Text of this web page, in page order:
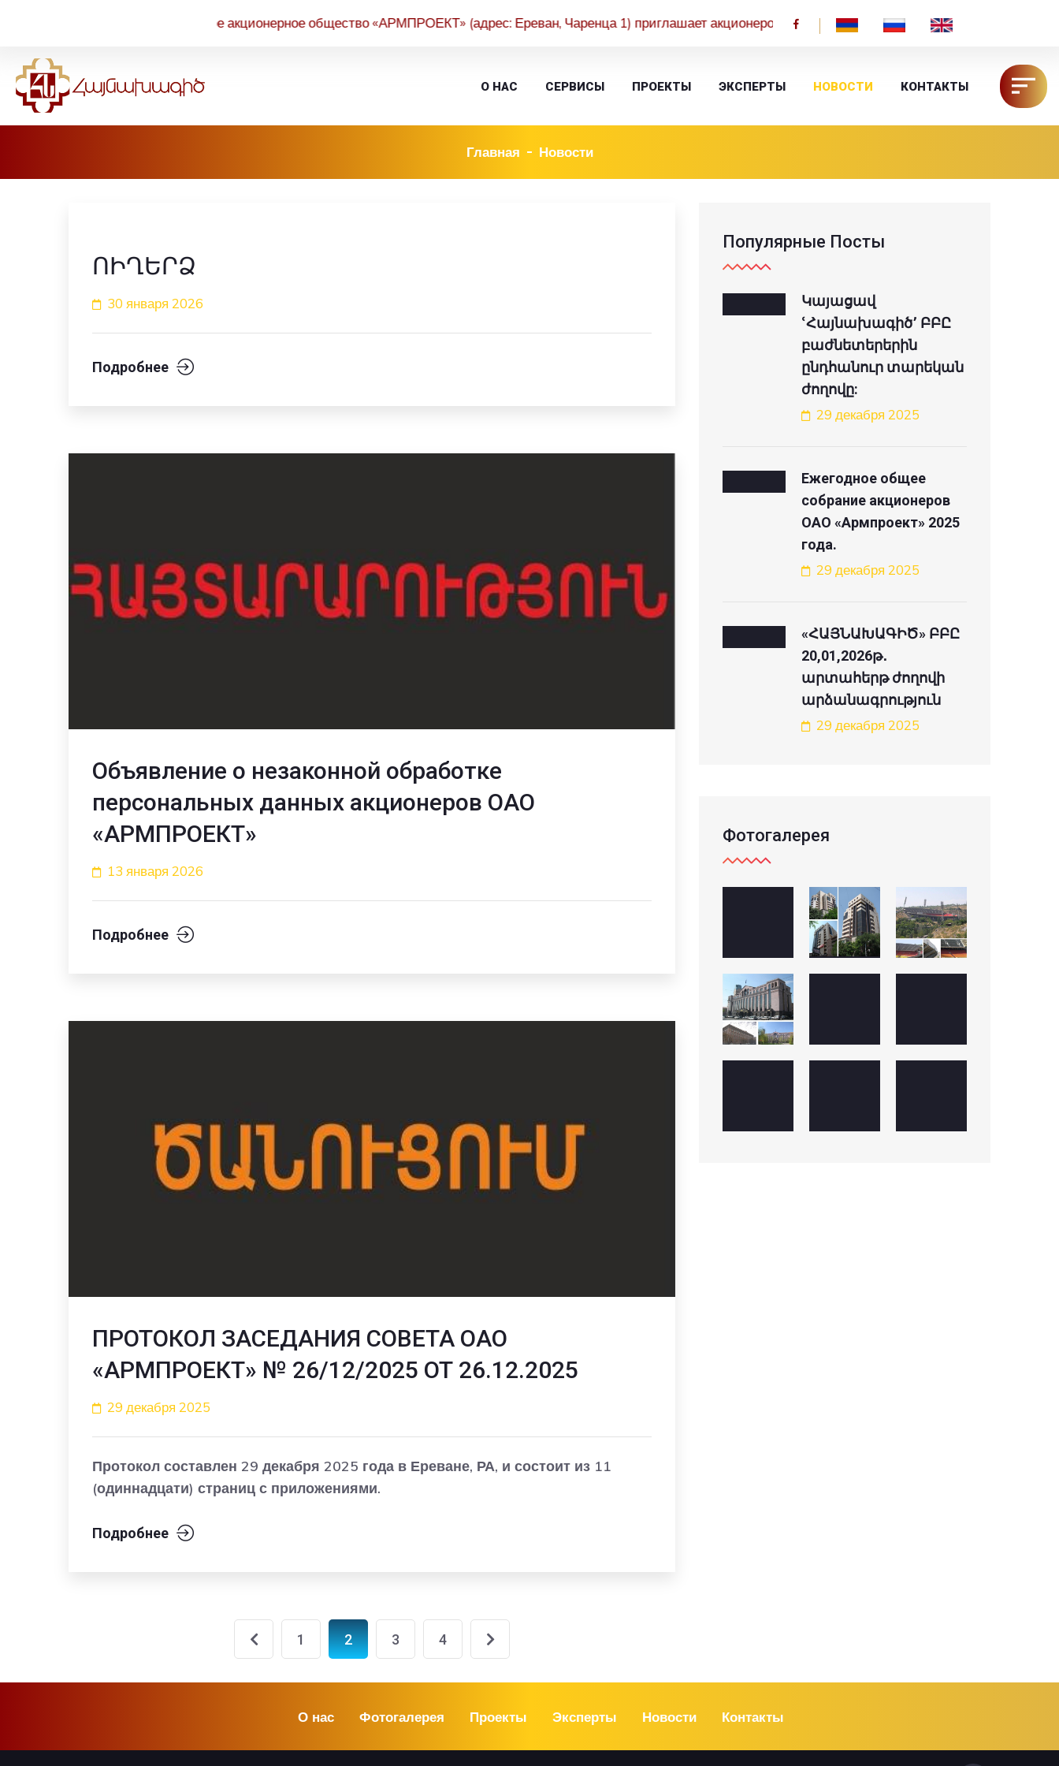
Открытое акционерное общество «АРМПРОЕКТ» (адрес: Ереван, Чаренца 1) приглашает акционеров на годовое общее собрание 2025 года,
HY RU EN
О НАС СЕРВИСЫ ПРОЕКТЫ ЭКСПЕРТЫ НОВОСТИ КОНТАКТЫ
Главная Новости
ՈԻՂԵՐՁ
30 января 2026
Подробнее
Объявление о незаконной обработке
персональных данных акционеров ОАО
«АРМПРОЕКТ»
13 января 2026
Подробнее
ПРОТОКОЛ ЗАСЕДАНИЯ СОВЕТА ОАО
«АРМПРОЕКТ» № 26/12/2025 ОТ 26.12.2025
29 декабря 2025
Протокол составлен 29 декабря 2025 года в Ереване, РА, и состоит из 11
(одиннадцати) страниц с приложениями.
Подробнее
1 2 3 4
Популярные Посты
Կայացավ
ՙՀայնախագիծ՚ ԲԲԸ
բաժնետերերին
ընդհանուր տարեկան
ժողովը:
29 декабря 2025
Ежегодное общее
собрание акционеров
ОАО «Армпроект» 2025
года.
29 декабря 2025
«ՀԱՅՆԱԽԱԳԻԾ» ԲԲԸ
20,01,2026թ․
արտահերթ ժողովի
արձանագրություն
29 декабря 2025
Фотогалерея
О нас Фотогалерея Проекты Эксперты Новости Контакты